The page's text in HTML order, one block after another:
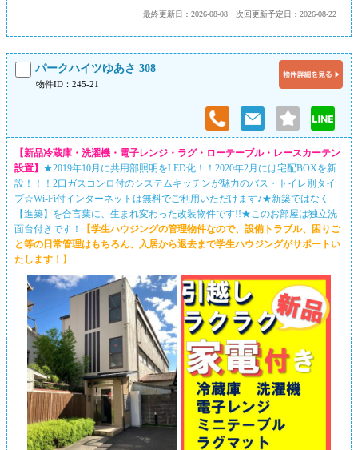
次回更新予定日：2026-08-22
最終更新日：2026-08-08
パークハイツゆあさ 308
物件ID：245-21
【新品冷蔵庫・洗濯機・電子レンジ・ラグ・ローテーブル・レースカーテン
設置】
★2019年10月に共用部照明をLED化！！2020年2月には宅配BOXを新
設！！！2口ガスコンロ付のシステムキッチンが魅力のバス・トイレ別タイ
プ☆Wi-Fi付インターネットは無料でご利用いただけます♪★新築ではなく
【進築】を合言葉に、生まれ変わった改装物件です!!★このお部屋は独立洗
面台付きです！
【学生ハウジングの管理物件なので、設備トラブル、困りご
と等の日常管理はもちろん、入居から退去まで学生ハウジングがサポートい
たします！】